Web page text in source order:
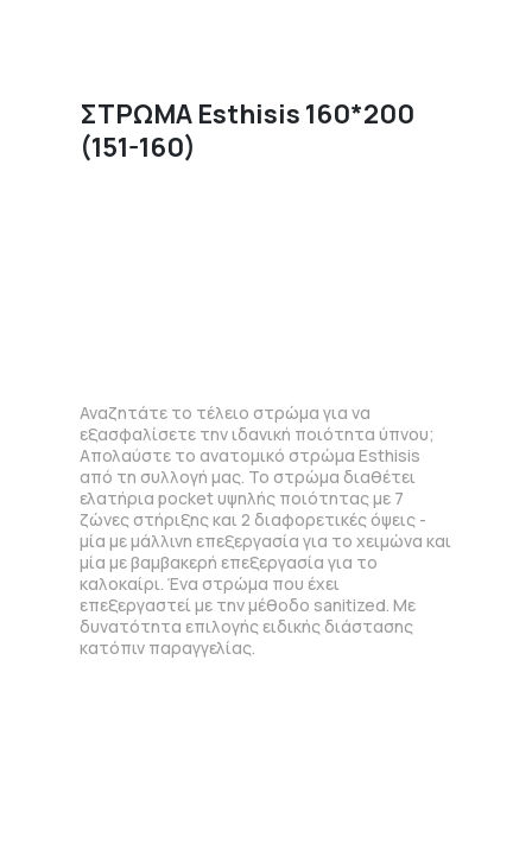
ΣΤΡΩΜΑ Esthisis 160*200
(151-160)
Αναζητάτε το τέλειο στρώμα για να
εξασφαλίσετε την ιδανική ποιότητα ύπνου;
Απολαύστε το ανατομικό στρώμα Esthisis
από τη συλλογή μας. Το στρώμα διαθέτει
ελατήρια pocket υψηλής ποιότητας με 7
ζώνες στήριξης και 2 διαφορετικές όψεις -
μία με μάλλινη επεξεργασία για το χειμώνα και
μία με βαμβακερή επεξεργασία για το
καλοκαίρι. Ένα στρώμα που έχει
επεξεργαστεί με την μέθοδο sanitized. Με
δυνατότητα επιλογής ειδικής διάστασης
κατόπιν παραγγελίας.